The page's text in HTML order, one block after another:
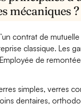
mécaniques ?
contrat de
classique. Les
de
simples, verres
dentaires,